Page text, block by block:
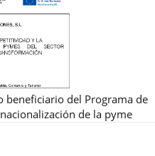
beneficiario del Programa de
de la pyme